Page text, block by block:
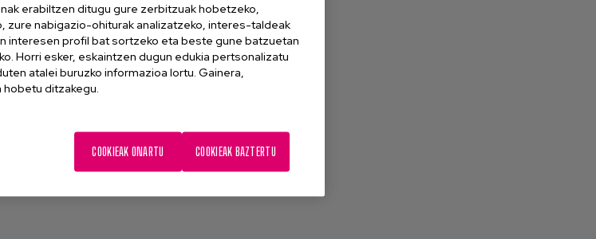
erabiltzen ditugu gure zerbitzuak hobetzeko,
zure nabigazio-ohiturak analizatzeko, interes-taldeak
interesen profil bat sortzeko eta beste gune batzuetan
Horri esker, eskaintzen dugun edukia pertsonalizatu
atalei buruzko informazioa lortu. Gainera,
ditzakegu.
COOKIEAK BAZTERTU
COOKIEAK ONARTU